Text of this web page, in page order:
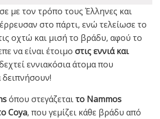
με τον τρόπο τους Έλληνες και
στο πάρτι, ενώ τελείωσε το
οχτώ και μισή το βράδυ, αφού το
να είναι έτοιμο στις εννιά και
εννιακόσια άτομα που
δειπνήσουν!
όπου στεγάζεταιτο Nammos
Coya, που γεμίζει κάθε βράδυ από